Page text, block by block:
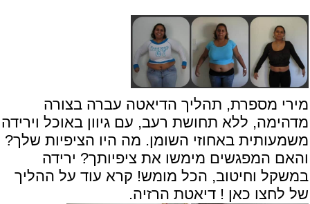
מירי מספרת, תהליך הדיאטה עברה בצורה
מדהימה, ללא תחושת רעב, עם גיוון באוכל וירידה
משמעותית באחוזי השומן. מה היו הציפיות שלך?
והאם המפגשים מימשו את ציפיותך? ירידה
במשקל וחיטוב, הכל מומש! קרא עוד על ההליך
של לחצו כאן ! דיאטת הרזיה.